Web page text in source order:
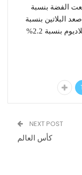
الفضة بنسبة
كما صعد البلاتين بنسبة
0.6% مسجلاً 1673.75 دولاراً، بينما قفز البلاديوم بنسبة 2.2%
NEXT POST
كأس العالم